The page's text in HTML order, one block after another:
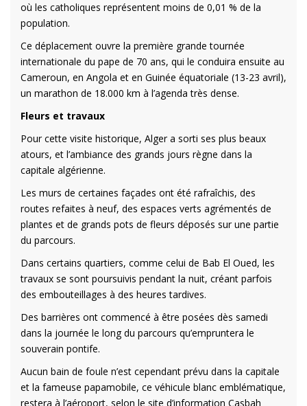
où les catholiques représentent moins de 0,01 % de la
population.
Ce déplacement ouvre la première grande tournée
internationale du pape de 70 ans, qui le conduira ensuite au
Cameroun, en Angola et en Guinée équatoriale (13-23 avril),
un marathon de 18.000 km à l’agenda très dense.
Fleurs et travaux
Pour cette visite historique, Alger a sorti ses plus beaux
atours, et l’ambiance des grands jours règne dans la
capitale algérienne.
Les murs de certaines façades ont été rafraîchis, des
routes refaites à neuf, des espaces verts agrémentés de
plantes et de grands pots de fleurs déposés sur une partie
du parcours.
Dans certains quartiers, comme celui de Bab El Oued, les
travaux se sont poursuivis pendant la nuit, créant parfois
des embouteillages à des heures tardives.
Des barrières ont commencé à être posées dès samedi
dans la journée le long du parcours qu’empruntera le
souverain pontife.
Aucun bain de foule n’est cependant prévu dans la capitale
et la fameuse papamobile, ce véhicule blanc emblématique,
restera à l’aéroport, selon le site d’information Casbah